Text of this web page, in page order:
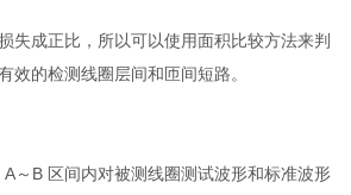
失成正比，所以可以使用面积比较方法来判
效的检测线圈层间和匝间短路。
A～ B 区间内对被测线圈测试波形和标准波形